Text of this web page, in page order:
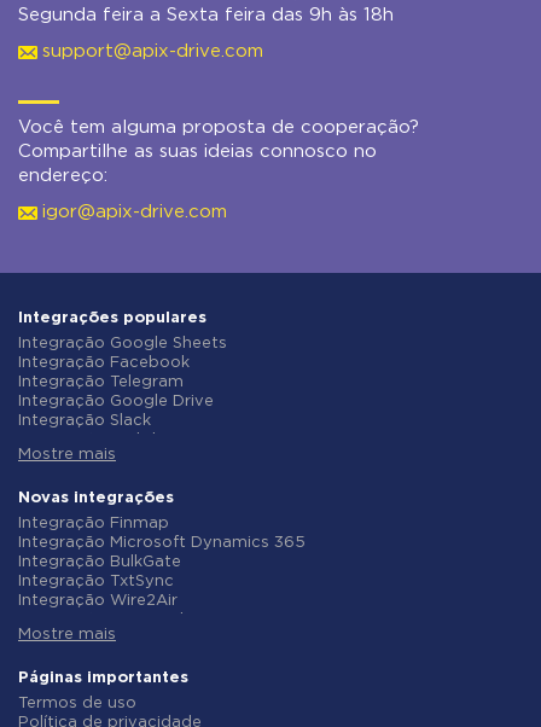
Segunda feira a Sexta feira das 9h às 18h
support@apix-drive.com
Você tem alguma proposta de cooperação?
Compartilhe as suas ideias connosco no
endereço:
igor@apix-drive.com
Integrações populares
Integração Google Sheets
Integração Facebook
Integração Telegram
Integração Google Drive
Integração Slack
Integração Gmail
Integração ClickUp
Integração Airtable
Integração Google Contacts
Integração OpenAI (ChatGPT)
Integração Instagram
Integração ActiveCampaign
Integração Typeform
Integração Salesforce CRM
Integração Notion
Integração AWeber
Mostre mais
Novas integrações
Integração Finmap
Integração Microsoft Dynamics 365
Integração BulkGate
Integração TxtSync
Integração Wire2Air
Integração Infobip
Integração AtomPark
Integração TXTImpact
Integração Campaign Monitor
Mostre mais
Páginas importantes
Termos de uso
Política de privacidade